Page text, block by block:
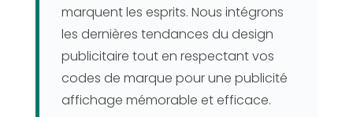
marquent les esprits. Nous intégrons
les dernières tendances du design
publicitaire tout en respectant vos
codes de marque pour une publicité
affichage mémorable et efficace.